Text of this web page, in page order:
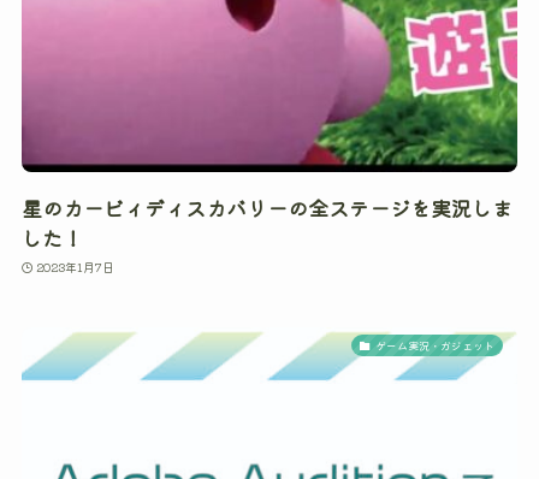
星のカービィディスカバリーの全ステージを実況しま
した！
2023年1月7日
ゲーム実況・ガジェット